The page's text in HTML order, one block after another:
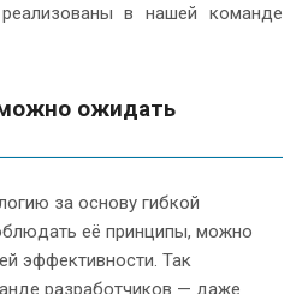
в нашей команде
можно ожидать
за основу гибкой
её принципы, можно
эффективности. Так
разработчиков — даже